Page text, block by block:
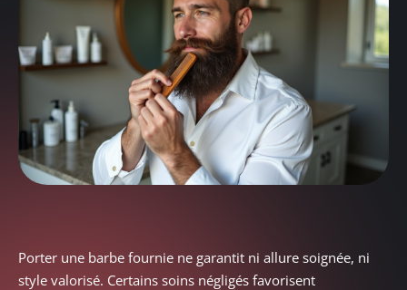
Porter une barbe fournie ne garantit ni allure soignée, ni
style valorisé. Certains soins négligés favorisent